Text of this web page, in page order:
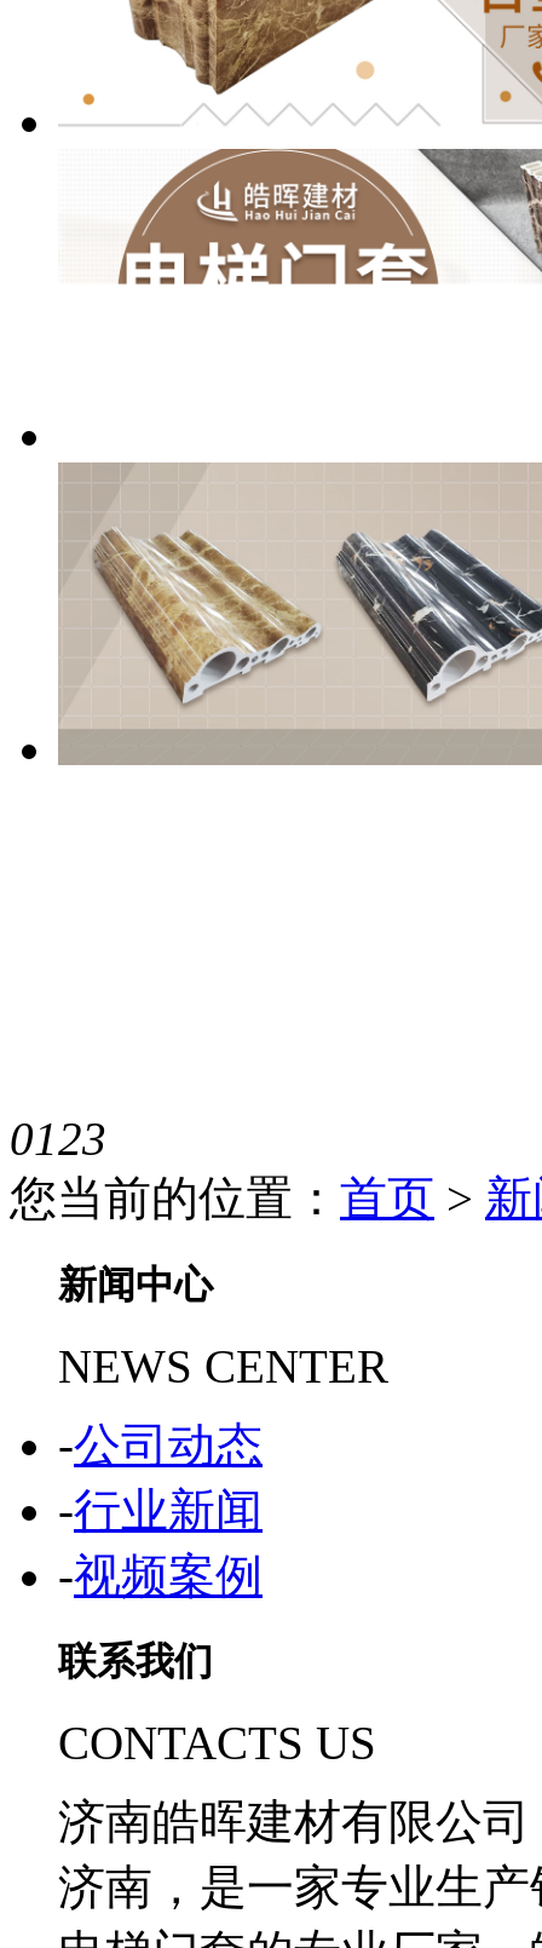
0123
您当前的位置： 首页 >
新闻中心
NEWS CENTER
-公司动态
-行业新闻
-视频案例
联系我们
CONTACTS US
济南皓晖建材有限公
济南，是一家专业生